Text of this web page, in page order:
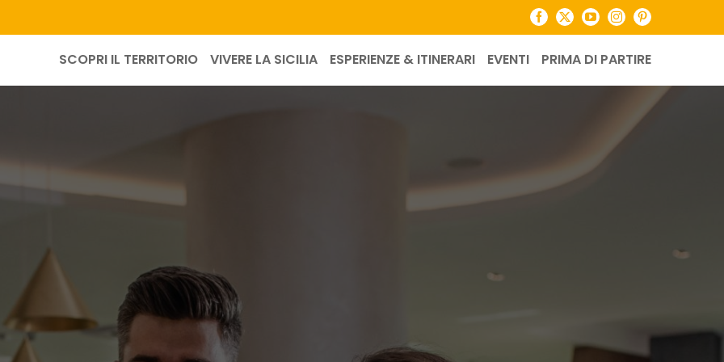
Facebook
X YouTubeInstagramPinterest
SCOPRI IL TERRITORIO VIVERE LA SICILIA ESPERIENZE & ITINERARI EVENTI PRIMA DI PARTIRE